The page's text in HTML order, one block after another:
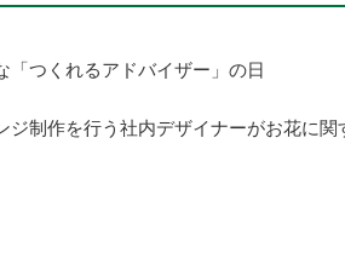
「つくれるアドバイザー」の日
制作を行う社内デザイナーがお花に関